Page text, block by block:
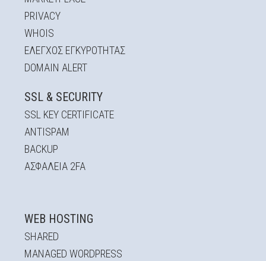
PRIVACY
WHOIS
EΛΕΓΧΟΣ ΕΓΚΥΡOΤΗΤΑΣ
DOMAIN ALERT
SSL & SECURITY
SSL KEY CERTIFICATE
ANTISPAM
BACKUP
ΑΣΦΆΛΕΙΑ 2FA
WEB HOSTING
SHARED
MANAGED WORDPRESS